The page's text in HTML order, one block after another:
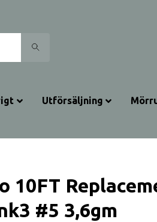
Utförsäljning
10FT
#5 3,6gm